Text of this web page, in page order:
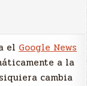
el Google News
a la
cambia